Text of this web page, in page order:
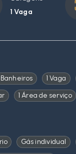
1 Vaga
1 Vaga
1 Área de serviço
Gás individual